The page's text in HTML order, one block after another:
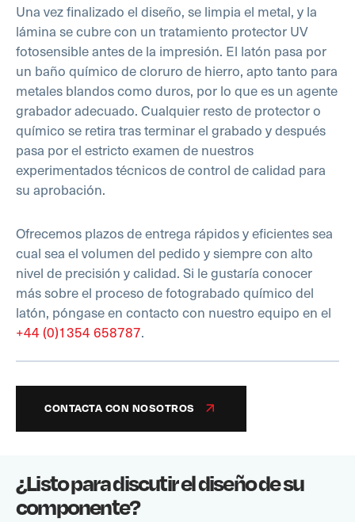
Una vez finalizado el diseño, se limpia el metal, y la
lámina se cubre con un tratamiento protector UV
fotosensible antes de la impresión. El latón pasa por
un baño químico de cloruro de hierro, apto tanto para
metales blandos como duros, por lo que es un agente
grabador adecuado. Cualquier resto de protector o
químico se retira tras terminar el grabado y después
pasa por el estricto examen de nuestros
experimentados técnicos de control de calidad para
su aprobación.
Ofrecemos plazos de entrega rápidos y eficientes sea
cual sea el volumen del pedido y siempre con alto
nivel de precisión y calidad. Si le gustaría conocer
más sobre el proceso de fotograbado químico del
latón, póngase en contacto con nuestro equipo en el
+44 (0)1354 658787.
CONTACTA CON NOSOTROS
¿Listo para discutir el diseño de su
componente?